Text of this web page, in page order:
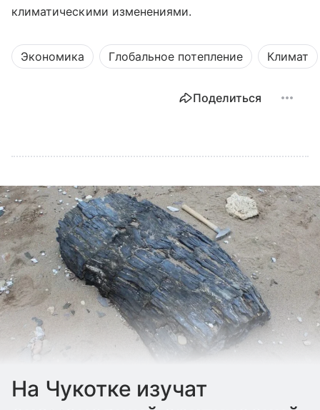
климатическими изменениями.
Экономика Глобальное потепление Климат
Поделиться
На Чукотке изучат